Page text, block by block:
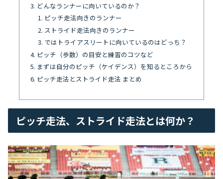
どんなランナーに向いているのか？
ピッチ走法向きのランナー
ストライド走法向きのランナー
ではトライアスリートに向いているのはどっち？
ピッチ（歩数）の目安と練習のコツなど
まずは自分のピッチ（ケイデンス）を知るところから
ピッチ走法とストライド走法 まとめ
ピッチ走法、ストライド走法とは何か？